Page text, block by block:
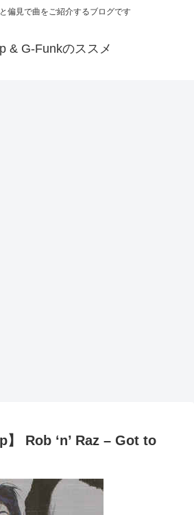
偏見で曲をご紹介するブログです
& G-Funkのススメ
】 Rob ‘n’ Raz – Got to